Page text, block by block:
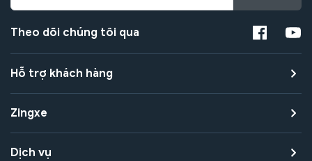
Theo dõi chúng tôi qua
Hỗ trợ khách hàng
Zingxe
Dịch vụ